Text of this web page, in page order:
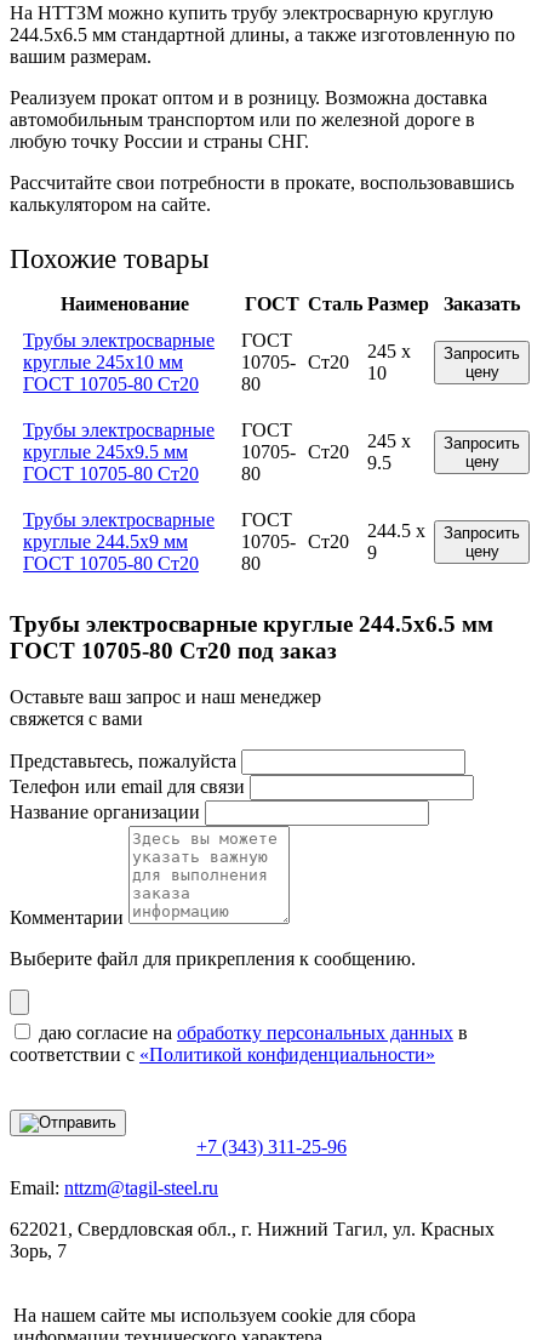
На НТТЗМ можно купить трубу электросварную круглую
244.5х6.5 мм стандартной длины, а также изготовленную по
вашим размерам.
Реализуем прокат оптом и в розницу. Возможна доставка
автомобильным транспортом или по железной дороге в
любую точку России и страны СНГ.
Рассчитайте свои потребности в прокате, воспользовавшись
калькулятором на сайте.
Похожие товары
Наименование ГОСТ Сталь Размер
Заказать
Трубы электросварные
круглые 245x10 мм
ГОСТ 10705-80 Ст20
ГОСТ
10705-
80
Ст20
245 x
10
Запросить
цену
Трубы электросварные
круглые 245x9.5 мм
ГОСТ 10705-80 Ст20
ГОСТ
10705-
80
Ст20
245 x
9.5
Запросить
цену
Трубы электросварные
круглые 244.5x9 мм
ГОСТ 10705-80 Ст20
ГОСТ
10705-
80
Ст20
244.5 x
9
Запросить
цену
Трубы электросварные круглые 244.5x6.5 мм
ГОСТ 10705-80 Ст20 под заказ
Оставьте ваш запрос и наш менеджер
свяжется с вами
Представьтесь, пожалуйста
Телефон или email для связи
Название организации
Комментарии
Выберите файл для прикрепления к сообщению.
даю согласие на обработку персональных данных в
соответствии с «Политикой конфиденциальности»
+7 (343) 311-25-96
Email: nttzm@tagil-steel.ru
622021, Свердловская обл., г. Нижний Тагил, ул. Красных
Зорь, 7
На нашем сайте мы используем cookie для сбора